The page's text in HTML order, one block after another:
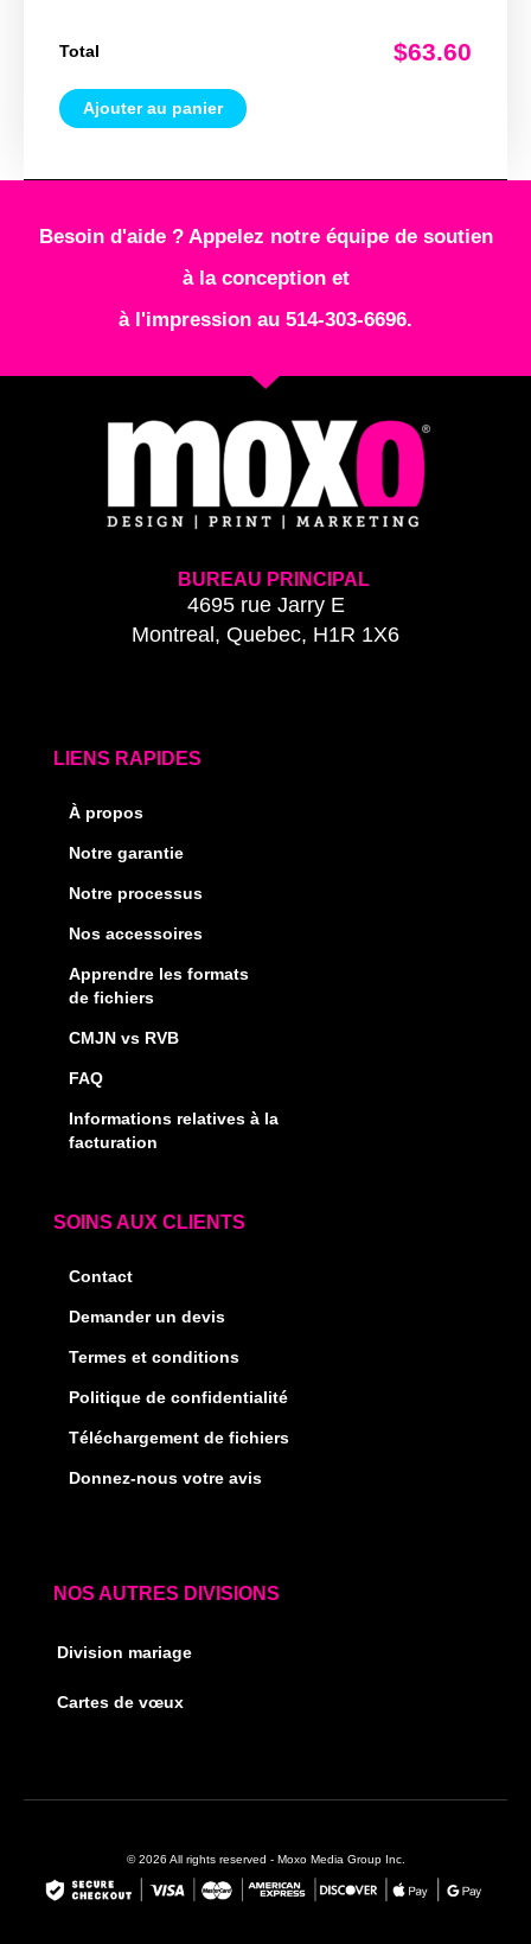
Total $63.60
Ajouter au panier
Besoin d'aide ? Appelez notre équipe de soutien
à la conception et
à l'impression au 514-303-6696.
BUREAU PRINCIPAL
4695 rue Jarry E
Montreal, Quebec, H1R 1X6
LIENS RAPIDES
À propos
Notre garantie
Notre processus
Nos accessoires
Apprendre les formats
de fichiers
CMJN vs RVB
FAQ
Informations relatives à la
facturation
SOINS AUX CLIENTS
Contact
Demander un devis
Termes et conditions
Politique de confidentialité
Téléchargement de fichiers
Donnez-nous votre avis
NOS AUTRES DIVISIONS
Division mariage
Cartes de vœux
© 2026 All rights reserved - Moxo Media Group Inc.